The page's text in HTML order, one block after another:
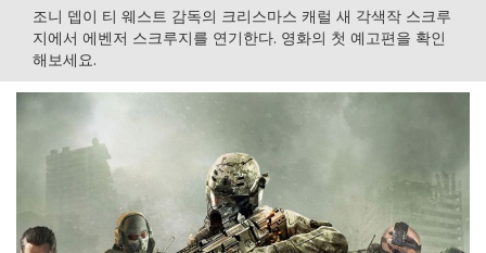
조니 뎁이 티 웨스트 감독의 크리스마스 캐럴 새 각색작 스크루
지에서 에벤저 스크루지를 연기한다. 영화의 첫 예고편을 확인
해보세요.